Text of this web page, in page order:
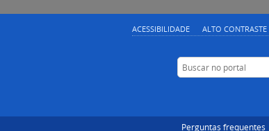
ACESSIBILIDADE ALTO CONTRASTE
Buscar no portal
Perguntas frequentes